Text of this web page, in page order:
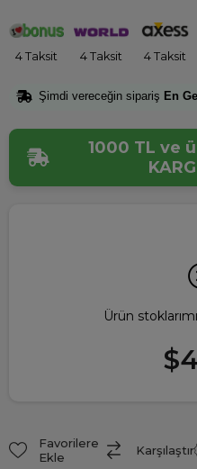
4 Taksit 4 Taksit 4 Taksit
Şimdi vereceğin sipariş En
1000 TL ve
Ürün
Favorilere
Ekle
Karşılaştır